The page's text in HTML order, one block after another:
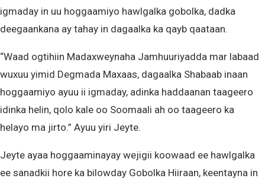
igmaday in uu hoggaamiyo hawlgalka gobolka, dadka
deegaankana ay tahay in dagaalka ka qayb qaataan.
“Waad ogtihiin Madaxweynaha Jamhuuriyadda mar labaad
wuxuu yimid Degmada Maxaas, dagaalka Shabaab inaan
hoggaamiyo ayuu ii igmaday, adinka haddaanan taageero
idinka helin, qolo kale oo Soomaali ah oo taageero ka
helayo ma jirto.” Ayuu yiri Jeyte.
Jeyte ayaa hoggaaminayay wejigii koowaad ee hawlgalka
ee sanadkii hore ka bilowday Gobolka Hiiraan, keentayna in